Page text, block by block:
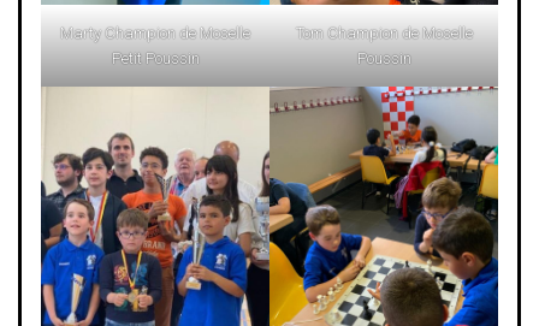
Marty Champion de Moselle
Petit Poussin
Tom Champion de Moselle
Poussin